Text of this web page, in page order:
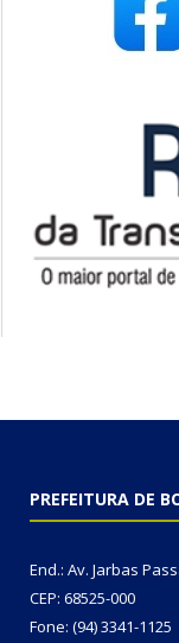
PREFEITURA DE
End.: Av. Jarbas
CEP: 68525-000
Fone: (94) 3341-1125